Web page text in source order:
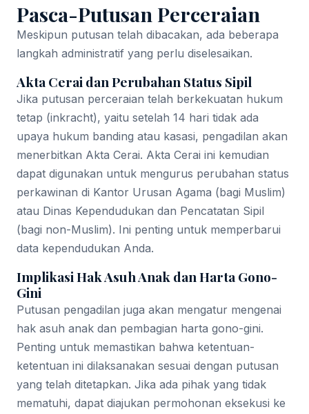
Pasca-Putusan Perceraian
Meskipun putusan telah dibacakan, ada beberapa
langkah administratif yang perlu diselesaikan.
Akta Cerai dan Perubahan Status Sipil
Jika putusan perceraian telah berkekuatan hukum
tetap (inkracht), yaitu setelah 14 hari tidak ada
upaya hukum banding atau kasasi, pengadilan akan
menerbitkan Akta Cerai. Akta Cerai ini kemudian
dapat digunakan untuk mengurus perubahan status
perkawinan di Kantor Urusan Agama (bagi Muslim)
atau Dinas Kependudukan dan Pencatatan Sipil
(bagi non-Muslim). Ini penting untuk memperbarui
data kependudukan Anda.
Implikasi Hak Asuh Anak dan Harta Gono-
Gini
Putusan pengadilan juga akan mengatur mengenai
hak asuh anak dan pembagian harta gono-gini.
Penting untuk memastikan bahwa ketentuan-
ketentuan ini dilaksanakan sesuai dengan putusan
yang telah ditetapkan. Jika ada pihak yang tidak
mematuhi, dapat diajukan permohonan eksekusi ke